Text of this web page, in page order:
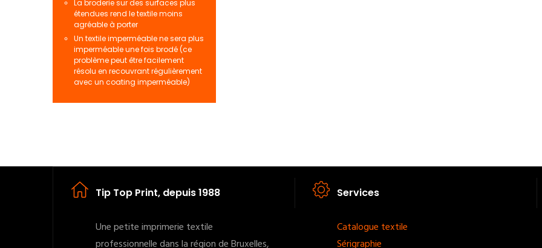
La broderie sur des surfaces plus
étendues rend le textile moins
agréable à porter
Un textile imperméable ne sera plus
imperméable une fois brodé (ce
problème peut être facilement
résolu en recouvrant régulièrement
avec un coating imperméable)
Tip Top Print, depuis 1988
Une petite imprimerie textile
professionnelle dans la région de Bruxelles,
Services
Footer
Catalogue textile
Sérigraphie